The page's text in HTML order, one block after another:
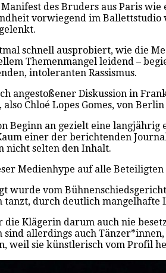
des Bruders aus Paris
vorwiegend im Ballettstudio
schnell ausprobiert, wie die
Themenmangel leidend –
intoleranten Rassismus.
angestoßener Diskussion in
also Chloé Lopes Gomes, von
Beginn an gezielt eine
einer der berichtenden
nicht selten den Inhalt.
Medienhype auf alle
wurde vom
tanzt, durch deutlich mangelhafte
Klägerin darum auch nie
sind allerdings auch
weil sie künstlerisch vom Profil